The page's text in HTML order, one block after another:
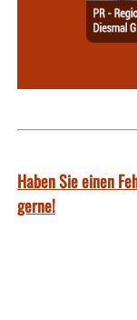
Haben Sie einen
gerne!